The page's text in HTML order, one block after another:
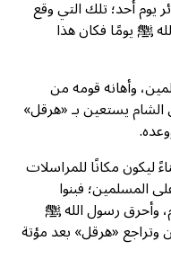
يوم أحد؛ تلك التي وقع
ﷺ يومًا فكان هذا
وأهانه قومه من
الشام يستعين بـ «هرقل»
ليكون مكانًا للمراسلات
المسلمين؛ فبنوا
وأحرق رسول الله ﷺ
وتراجع «هرقل» بعد مؤتة